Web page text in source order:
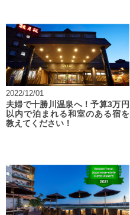
2022/12/01
夫婦で十勝川温泉へ！予算3万円
以内で泊まれる和室のある宿を
教えてください！